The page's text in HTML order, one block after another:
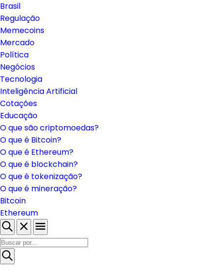
Brasil
Regulação
Memecoins
Mercado
Política
Negócios
Tecnologia
Inteligência Artificial
Cotações
Educação
O que são criptomoedas?
O que é Bitcoin?
O que é Ethereum?
O que é blockchain?
O que é tokenização?
O que é mineração?
Bitcoin
Ethereum